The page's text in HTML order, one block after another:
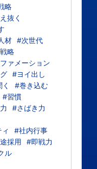
略
抜く
材 #次世代
略
ァメーション
#ヨイ出し
#巻き込む
#習慣
#さばき力
#社内行事
採用
#即戦力
ル